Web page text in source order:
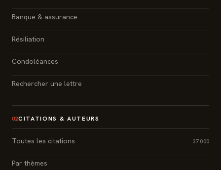
Banque & assurance
Résiliation
Condoléances
Rechercher une lettre
02CITATIONS & AUTEURS
Toutes les citations 37 000
Par thèmes